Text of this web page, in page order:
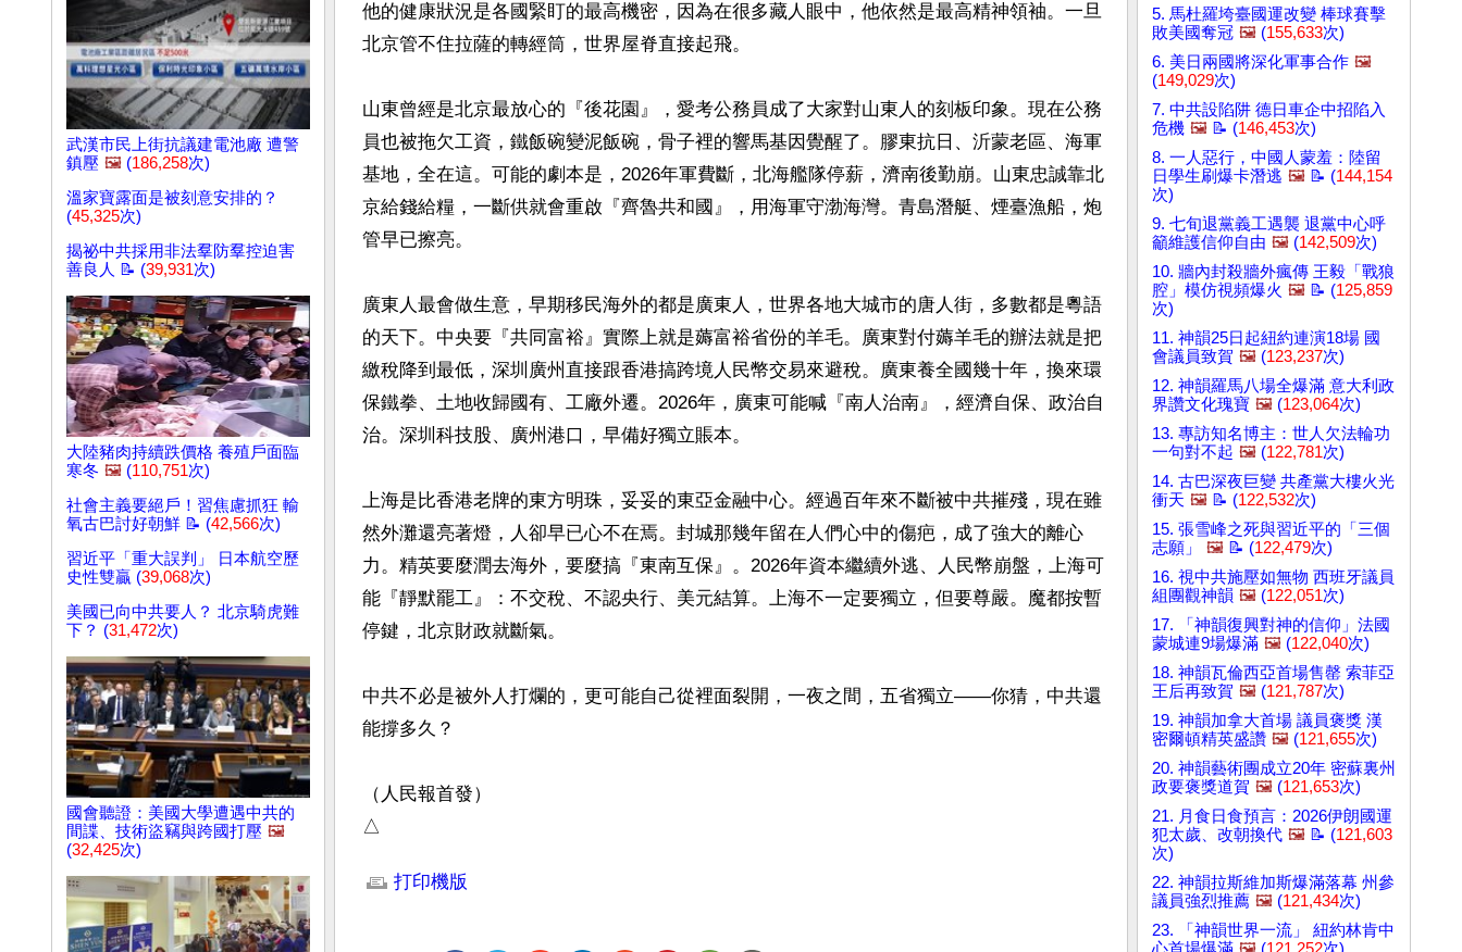
武漢市民上街抗議建電池廠 遭警
鎮壓 🖼️ (186,258次)
溫家寶露面是被刻意安排的？
(45,325次)
揭祕中共採用非法羣防羣控迫害
善良人 📝 (39,931次)
大陸豬肉持續跌價格 養殖戶面臨
寒冬 🖼️ (110,751次)
社會主義要絕戶！習焦慮抓狂 輸
氧古巴討好朝鮮 📝 (42,566次)
習近平「重大誤判」 日本航空歷
史性雙贏 (39,068次)
美國已向中共要人？ 北京騎虎難
下？ (31,472次)
國會聽證：美國大學遭遇中共的
間諜、技術盜竊與跨國打壓 🖼️
(32,425次)
他的健康狀況是各國緊盯的最高機密，因為在很多藏人眼中，他依然是最高精神領袖。一旦
北京管不住拉薩的轉經筒，世界屋脊直接起飛。
山東曾經是北京最放心的『後花園』，愛考公務員成了大家對山東人的刻板印象。現在公務
員也被拖欠工資，鐵飯碗變泥飯碗，骨子裡的響馬基因覺醒了。膠東抗日、沂蒙老區、海軍
基地，全在這。可能的劇本是，2026年軍費斷，北海艦隊停薪，濟南後勤崩。山東忠誠靠北
京給錢給糧，一斷供就會重啟『齊魯共和國』，用海軍守渤海灣。青島潛艇、煙臺漁船，炮
管早已擦亮。
廣東人最會做生意，早期移民海外的都是廣東人，世界各地大城市的唐人街，多數都是粵語
的天下。中央要『共同富裕』實際上就是薅富裕省份的羊毛。廣東對付薅羊毛的辦法就是把
繳稅降到最低，深圳廣州直接跟香港搞跨境人民幣交易來避稅。廣東養全國幾十年，換來環
保鐵拳、土地收歸國有、工廠外遷。2026年，廣東可能喊『南人治南』，經濟自保、政治自
治。深圳科技股、廣州港口，早備好獨立賬本。
上海是比香港老牌的東方明珠，妥妥的東亞金融中心。經過百年來不斷被中共摧殘，現在雖
然外灘還亮著燈，人卻早已心不在焉。封城那幾年留在人們心中的傷疤，成了強大的離心
力。精英要麼潤去海外，要麼搞『東南互保』。2026年資本繼續外逃、人民幣崩盤，上海可
能『靜默罷工』：不交稅、不認央行、美元結算。上海不一定要獨立，但要尊嚴。魔都按暫
停鍵，北京財政就斷氣。
中共不必是被外人打爛的，更可能自己從裡面裂開，一夜之間，五省獨立——你猜，中共還
能撐多久？
（人民報首發）
△
打印機版
5. 馬杜羅垮臺國運改變 棒球賽擊
敗美國奪冠 🖼️ (155,633次)
6. 美日兩國將深化軍事合作 🖼️
(149,029次)
7. 中共設陷阱 德日車企中招陷入
危機 🖼️ 📝 (146,453次)
8. 一人惡行，中國人蒙羞：陸留
日學生刷爆卡潛逃 🖼️ 📝 (144,154
次)
9. 七旬退黨義工遇襲 退黨中心呼
籲維護信仰自由 🖼️ (142,509次)
10. 牆內封殺牆外瘋傳 王毅「戰狼
腔」模仿視頻爆火 🖼️ 📝 (125,859
次)
11. 神韻25日起紐約連演18場 國
會議員致賀 🖼️ (123,237次)
12. 神韻羅馬八場全爆滿 意大利政
界讚文化瑰寶 🖼️ (123,064次)
13. 專訪知名博主：世人欠法輪功
一句對不起 🖼️ (122,781次)
14. 古巴深夜巨變 共產黨大樓火光
衝天 🖼️ 📝 (122,532次)
15. 張雪峰之死與習近平的「三個
志願」
🖼️ 📝 (122,479次)
16. 視中共施壓如無物 西班牙議員
組團觀神韻 🖼️ (122,051次)
17. 「神韻復興對神的信仰」法國
蒙城連9場爆滿 🖼️ (122,040次)
18. 神韻瓦倫西亞首場售罄 索菲亞
王后再致賀 🖼️ (121,787次)
19. 神韻加拿大首場 議員褒獎 漢
密爾頓精英盛讚 🖼️ (121,655次)
20. 神韻藝術團成立20年 密蘇裏州
政要褒獎道賀 🖼️ (121,653次)
21. 月食日食預言：2026伊朗國運
犯太歲、改朝換代 🖼️ 📝 (121,603
次)
22. 神韻拉斯維加斯爆滿落幕 州參
議員強烈推薦 🖼️ (121,434次)
23. 「神韻世界一流」 紐約林肯中